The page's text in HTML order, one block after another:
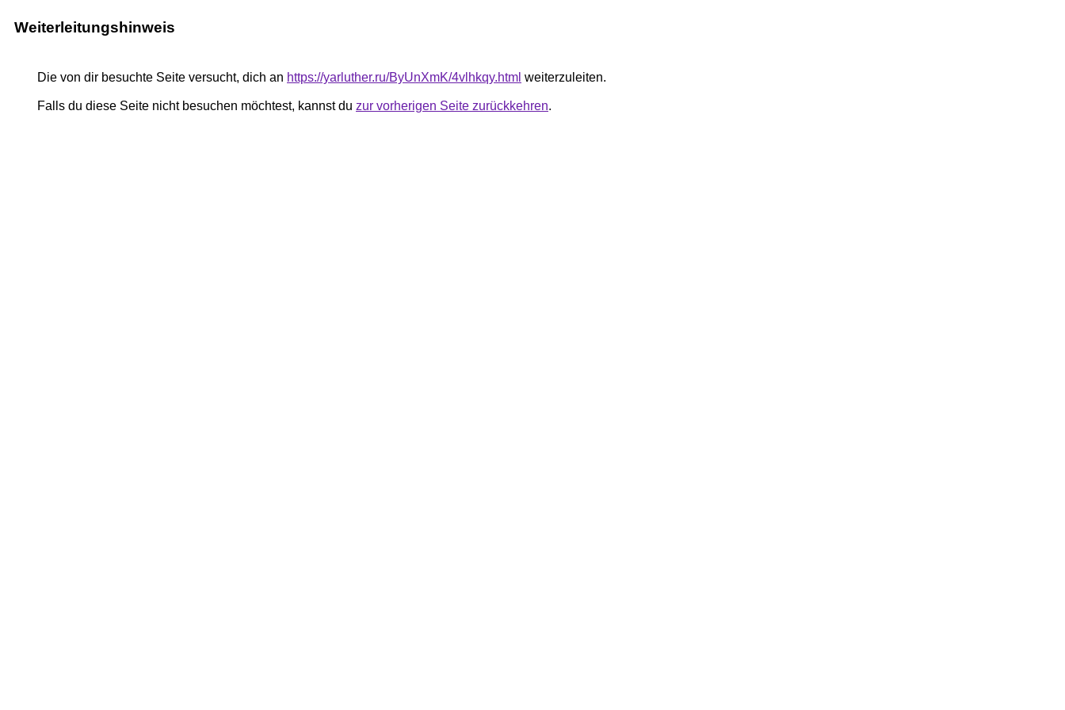
Weiterleitungshinweis
Die von dir besuchte Seite versucht, dich an https://yarluther.ru/ByUnXmK/4vlhkqy.html weiterzuleiten.
Falls du diese Seite nicht besuchen möchtest, kannst du zur vorherigen Seite zurückkehren.